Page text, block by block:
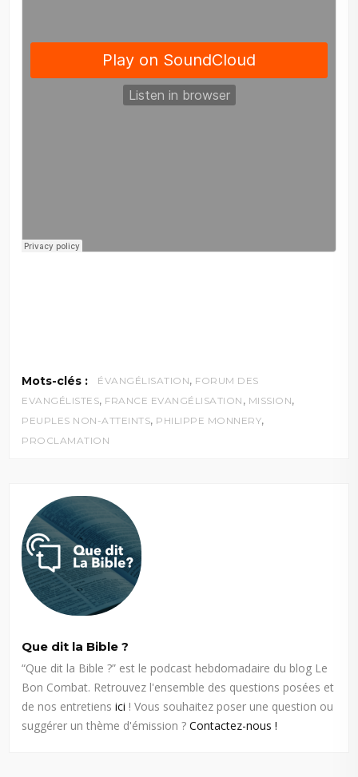
Mots-clés : ÉVANGÉLISATION, FORUM DES
EVANGÉLISTES, FRANCE EVANGÉLISATION , MISSION,
PEUPLES NON-ATTEINTS, PHILIPPE MONNERY,
PROCLAMATION
Que dit la Bible ?
“Que dit la Bible ?” est le podcast hebdomadaire du blog Le
Bon Combat. Retrouvez l'ensemble des questions posées et
de nos entretiensici ! Vous souhaitez poser une question ou
suggérer un thème d'émission ?Contactez-nous !